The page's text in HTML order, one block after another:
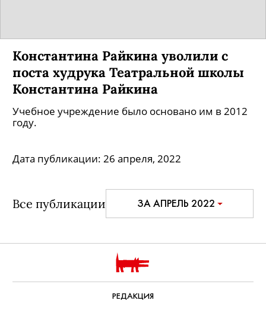
Константина Райкина уволили с
поста худрука Театральной школы
Константина Райкина
Учебное учреждение было основано им в 2012
году.
Дата публикации: 26 апреля, 2022
Все публикации ЗА АПРЕЛЬ 2022
РЕДАКЦИЯ